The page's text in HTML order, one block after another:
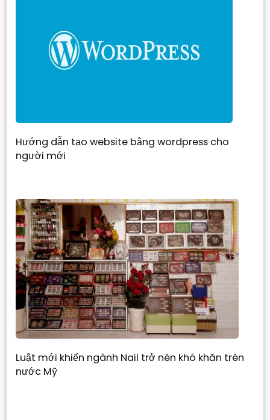
Hướng dẫn tạo website bằng wordpress cho
người mới
Luật mới khiến ngành Nail trở nên khó khăn trên
nước Mỹ